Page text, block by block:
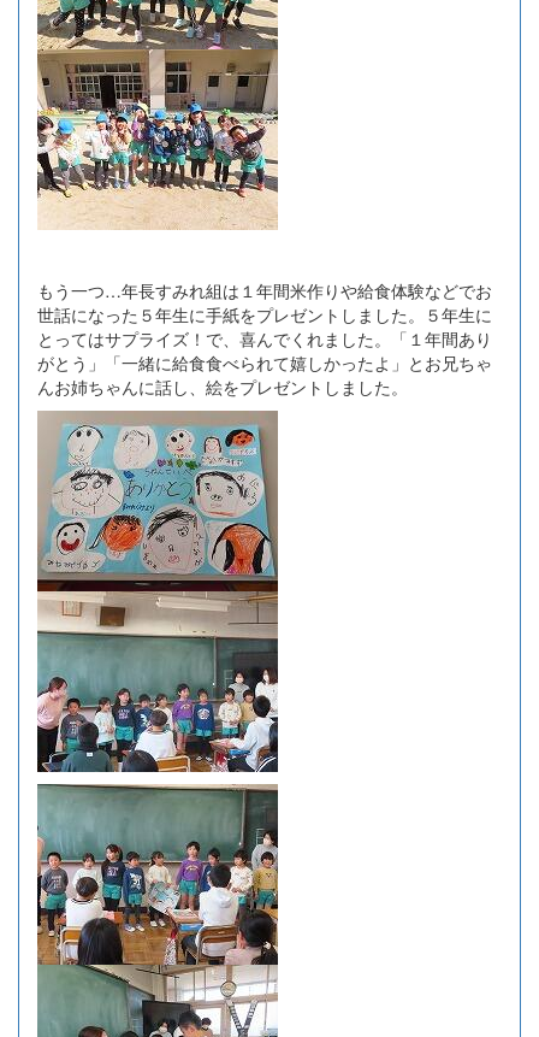
もう一つ…年長すみれ組は１年間米作りや給食体験などでお
世話になった５年生に手紙をプレゼントしました。５年生に
とってはサプライズ！で、喜んでくれました。「１年間あり
がとう」「一緒に給食食べられて嬉しかったよ」とお兄ちゃ
んお姉ちゃんに話し、絵をプレゼントしました。